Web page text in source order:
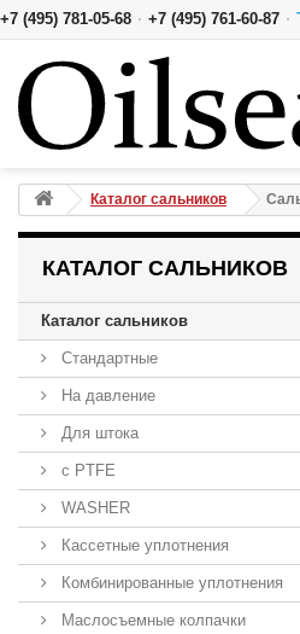
+7 (495) 781-05-68 · +7 (495) 761-60-87 ·
Каталог сальников
КАТАЛОГ САЛЬНИКОВ
Каталог сальников
Стандартные
На давление
Для штока
с PTFE
WASHER
Кассетные уплотнения
Комбинированные уплотнения
Маслосъемные колпачки
Сальник F-00093 ORPAV